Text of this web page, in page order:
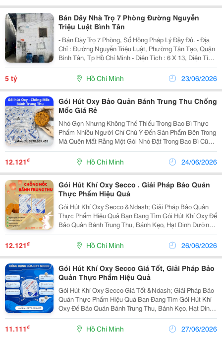
Bán Dãy Nhà Trọ 7 Phòng Đường Nguyễn
Triệu Luật Bình Tân
- Bán Dãy Trọ 7 Phòng, Sổ Hồng Pháp Lý Đầy Đủ. - Địa
Chỉ : Đường Nguyễn Triệu Luật, Phường Tân Tạo, Quận
Bình Tân, Tp Hồ Chí Minh - Diện Tích : 6 X 13, Diện Tích
Đất : 100M2 (Hẻm Trên Hình Thuộc Đất Chủ) - Cho Thuê
Full 1 Tháng Thu Nhập...
5 tỷ Hồ Chí Minh 23/06/2026
Gói Hút Oxy Bảo Quản Bánh Trung Thu Chống
Mốc Giá Rẻ
Nhỏ Gọn Nhưng Không Thể Thiếu Trong Bao Bì Thực
Phẩm Nhiều Người Chỉ Chú Ý Đến Sản Phẩm Bên Trong
Mà Quên Mất Rằng Một Gói Nhỏ Đặt Trong Bao Bì Cũng
Góp Phần Quan Trọng Trong Quá Trình Bảo Quản. Gói
Hút Oxy Secco Được Sử Dụng Cho Nhiều Dòng Thực...
12.121₫ Hồ Chí Minh 24/06/2026
Gói Hút Khí Oxy Secco . Giải Pháp Bảo Quản
Thực Phẩm Hiệu Quả
Gói Hút Khí Oxy Secco &Ndash; Giải Pháp Bảo Quản
Thực Phẩm Hiệu Quả Bạn Đang Tìm Gói Hút Khí Oxy Để
Bảo Quản Bánh Trung Thu, Bánh Kẹo, Hạt Dinh Dưỡng
Hay Thực Phẩm Đóng Gói? Gói Hút Khí Oxy Secco Là
Giải Pháp Giúp Hấp Thụ Lượng Oxy Còn Lại Trong...
12.121₫ Hồ Chí Minh 26/06/2026
Gói Hút Khí Oxy Secco Giá Tốt, Giải Pháp Bảo
Quản Thực Phẩm Hiệu Quả
Gói Hút Khí Oxy Secco Giá Tốt &Ndash; Giải Pháp Bảo
Quản Thực Phẩm Hiệu Quả Bạn Đang Tìm Gói Hút Khí
Oxy Để Bảo Quản Bánh Trung Thu, Bánh Kẹo, Hạt Dinh
Dưỡng Hoặc Thực Phẩm Đóng Gói? Secco Cung Cấp
Đa Dạng Quy Cách Gói Hút Oxy, Đáp Ứng Nhu Cầu
11.111₫ Hồ Chí Minh 27/06/2026